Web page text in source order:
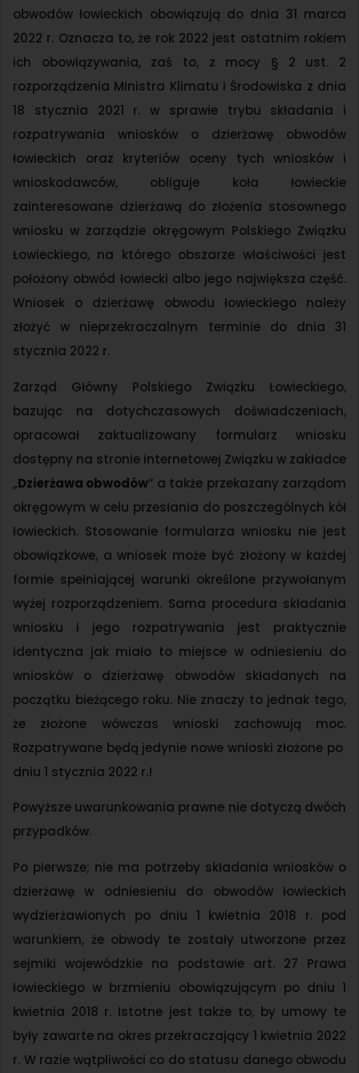
obwodów łowieckich obowiązują do dnia 31 marca
2022 r. Oznacza to, że rok 2022 jest ostatnim rokiem
ich obowiązywania, zaś to, z mocy § 2 ust. 2
rozporządzenia Ministra Klimatu i Środowiska z dnia
18 stycznia 2021 r. w sprawie trybu składania i
rozpatrywania wniosków o dzierżawę obwodów
łowieckich oraz kryteriów oceny tych wniosków i
wnioskodawców, obliguje koła łowieckie
zainteresowane dzierżawą do złożenia stosownego
wniosku w zarządzie okręgowym Polskiego Związku
Łowieckiego, na którego obszarze właściwości jest
położony obwód łowiecki albo jego największa część.
Wniosek o dzierżawę obwodu łowieckiego należy
złożyć w nieprzekraczalnym terminie do dnia 31
stycznia 2022 r.
Zarząd Główny Polskiego Związku Łowieckiego,
bazując na dotychczasowych doświadczeniach,
opracował zaktualizowany formularz wniosku
dostępny na stronie internetowej Związku w zakładce
„Dzierżawa obwodów” a także przekazany zarządom
okręgowym w celu przesłania do poszczególnych kół
łowieckich. Stosowanie formularza wniosku nie jest
obowiązkowe, a wniosek może być złożony w każdej
formie spełniającej warunki określone przywołanym
wyżej rozporządzeniem. Sama procedura składania
wniosku i jego rozpatrywania jest praktycznie
identyczna jak miało to miejsce w odniesieniu do
wniosków o dzierżawę obwodów składanych na
początku bieżącego roku. Nie znaczy to jednak tego,
że złożone wówczas wnioski zachowują moc.
Rozpatrywane będą jedynie nowe wnioski złożone po
dniu 1 stycznia 2022 r.!
Powyższe uwarunkowania prawne nie dotyczą dwóch
przypadków.
Po pierwsze; nie ma potrzeby składania wniosków o
dzierżawę w odniesieniu do obwodów łowieckich
wydzierżawionych po dniu 1 kwietnia 2018 r. pod
warunkiem, że obwody te zostały utworzone przez
sejmiki wojewódzkie na podstawie art. 27 Prawa
łowieckiego w brzmieniu obowiązującym po dniu 1
kwietnia 2018 r. Istotne jest także to, by umowy te
były zawarte na okres przekraczający 1 kwietnia 2022
r. W razie wątpliwości co do statusu danego obwodu